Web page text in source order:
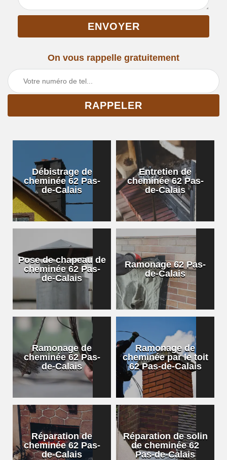
On vous rappelle gratuitement
Débistrage de
cheminée 62 Pas-
de-Calais
Entretien de
cheminée 62 Pas-
de-Calais
Pose de chapeau de
cheminée 62 Pas-
de-Calais
Ramonage 62 Pas-
de-Calais
Ramonage de
cheminée 62 Pas-
de-Calais
Ramonage de
cheminée par le toit
62 Pas-de-Calais
Réparation de
cheminée 62 Pas-
de-Calais
Réparation de solin
de cheminée 62
Pas-de-Calais